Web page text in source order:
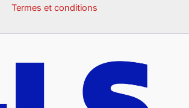
Termes et conditions